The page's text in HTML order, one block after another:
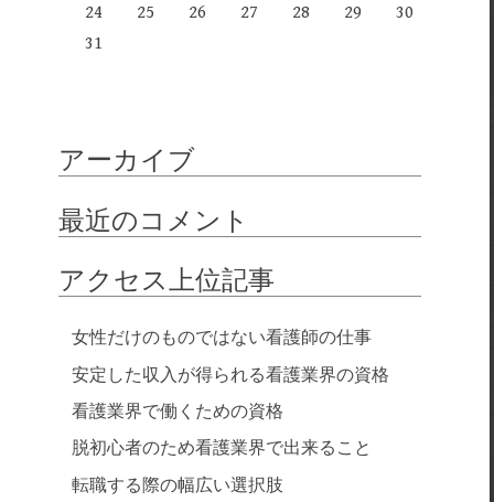
24
25 26 27 28 29
30
31
アーカイブ
最近のコメント
アクセス上位記事
女性だけのものではない看護師の仕事
安定した収入が得られる看護業界の資格
看護業界で働くための資格
脱初心者のため看護業界で出来ること
転職する際の幅広い選択肢